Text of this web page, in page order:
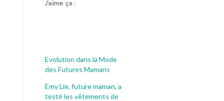
J’aime ça :
Evolution dans la Mode
des Futures Mamans
Emy Lie, future maman, a
testé les vêtements de